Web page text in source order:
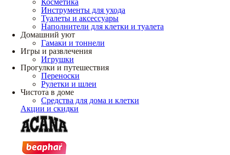
Косметика
Инструменты для ухода
Туалеты и аксессуары
Наполнители для клетки и туалета
Домашний уют
Гамаки и тоннели
Игры и развлечения
Игрушки
Прогулки и путешествия
Переноски
Рулетки и шлеи
Чистота в доме
Средства для дома и клетки
Акции и скидки